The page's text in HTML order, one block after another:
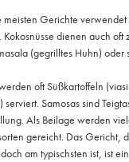
meisten Gerichte
Kokosnüsse dienen auch oft
(gegrilltes Huhn) oder
oft Süßkartoffeln
Samosas sind
Als Beilage werden
gereicht. Das Gericht,
am typischsten ist, ist